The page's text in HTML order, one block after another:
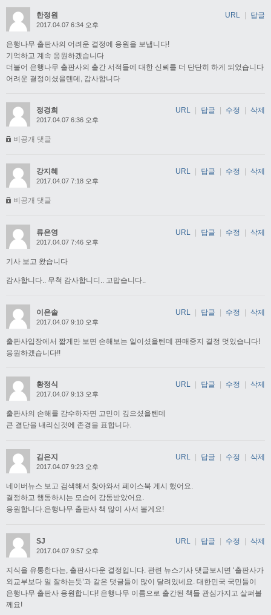
한정원
2017.04.07 6:34 오후
은행나무 출판사의 어려운 결정에 응원을 보냅니다!
기억하고 계속 응원하겠습니다
더불어 은행나무 출판사의 출간 서적들에 대한 신뢰를 더 단단히 하게 되었습니다
어려운 결정이셨을텐데, 감사합니다
URL | 답글
정경희
2017.04.07 6:36 오후
비공개 댓글
URL 답글 수정 삭제
강지혜
2017.04.07 7:18 오후
비공개 댓글
URL 답글 수정 삭제
류은영
2017.04.07 7:46 오후
기사 보고 왔습니다
감사합니다.. 무척 감사합니디.. 고맙습니다..
URL 답글 수정 삭제
이은솔
2017.04.07 9:10 오후
출판사입장에서 짧게만 보면 손해보는 일이셨을텐데 판매중지 결정 멋있습니다!
응원하겠습니다!!
URL | 답글 | 수정 | 삭제
황정식
2017.04.07 9:13 오후
출판사의 손해를 감수하자면 고민이 깊으셨을텐데
큰 결단을 내리신것에 존경을 표합니다.
URL 답글 수정 삭제
김은지
2017.04.07 9:23 오후
네이버뉴스 보고 검색해서 찾아와서 페이스북 게시 했어요.
결정하고 행동하시는 모습에 감동받았어요.
응원합니다.은행나무 출판사 책 많이 사서 볼게요!
URL 답글 수정 삭제
SJ
2017.04.07 9:57 오후
지식을 유통한다는, 출판사다운 결정입니다. 관련 뉴스기사 댓글보시면 ‘출판사가
외교부보다 일 잘하는듯’과 같은 댓글들이 많이 달려있네요. 대한민국 국민들이
은행나무 출판사 응원합니다! 은행나무 이름으로 출간된 책들 관심가지고 살펴볼
께요!
URL 답글 수정 삭제